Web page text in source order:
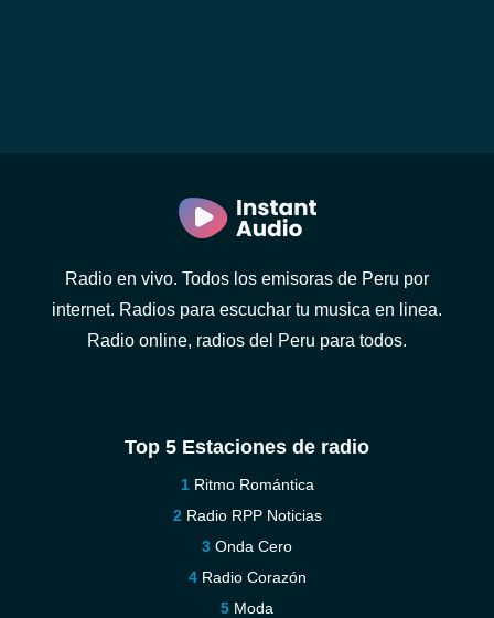
Radio en vivo. Todos los emisoras de Peru por
internet. Radios para escuchar tu musica en linea.
Radio online, radios del Peru para todos.
Top 5 Estaciones de radio
Ritmo Romántica
Radio RPP Noticias
Onda Cero
Radio Corazón
Moda